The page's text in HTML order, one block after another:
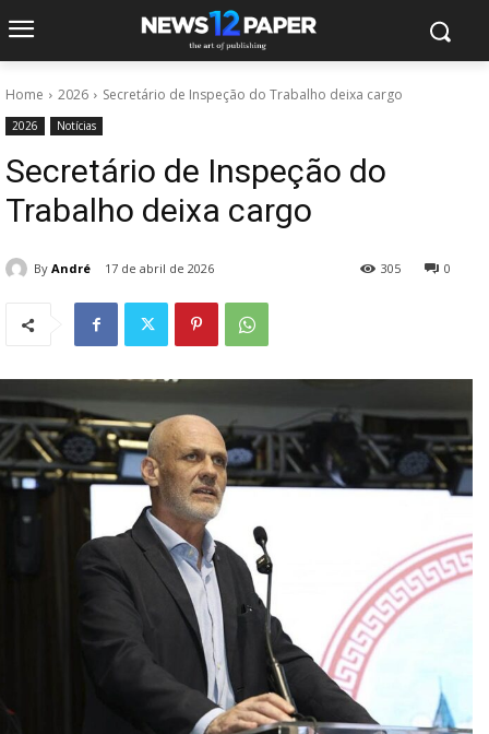
Home 2026 Secretário de Inspeção do Trabalho deixa cargo
2026 Notícias
Secretário de Inspeção do
Trabalho deixa cargo
By André 17 de abril de 2026 0
305